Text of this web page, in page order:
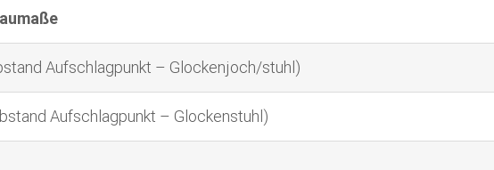
Aufschlagpunkt – Glockenjoch/stuhl)
Aufschlagpunkt – Glockenstuhl)